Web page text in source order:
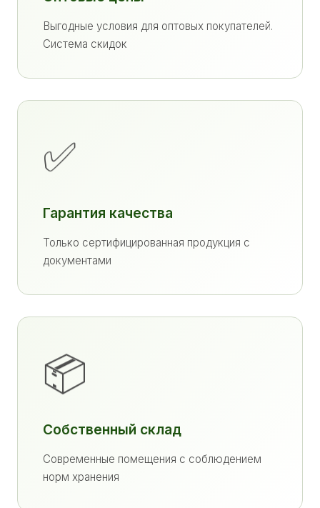
Выгодные условия для оптовых покупателей.
Система скидок
✅
Гарантия качества
Только сертифицированная продукция с
документами
📦
Собственный склад
Современные помещения с соблюдением
норм хранения